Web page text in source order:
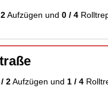
Aufzügen und 0 / 4
/ 2Aufzügen und 1 / 4